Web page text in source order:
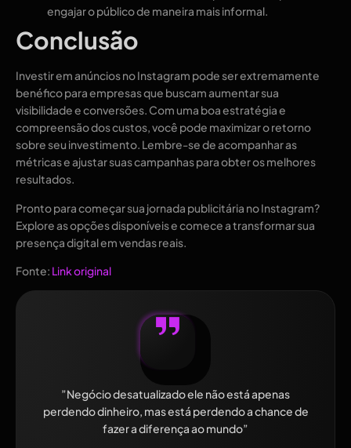
engajar o público de maneira mais informal.
Conclusão
Investir em anúncios no Instagram pode ser extremamente
benéfico para empresas que buscam aumentar sua
visibilidade e conversões. Com uma boa estratégia e
compreensão dos custos, você pode maximizar o retorno
sobre seu investimento. Lembre-se de acompanhar as
métricas e ajustar suas campanhas para obter os melhores
resultados.
Pronto para começar sua jornada publicitária no Instagram?
Explore as opções disponíveis e comece a transformar sua
presença digital em vendas reais.
Fonte: Link original
”Negócio desatualizado ele não está apenas
perdendo dinheiro, mas está perdendo a chance de
fazer a diferença ao mundo”